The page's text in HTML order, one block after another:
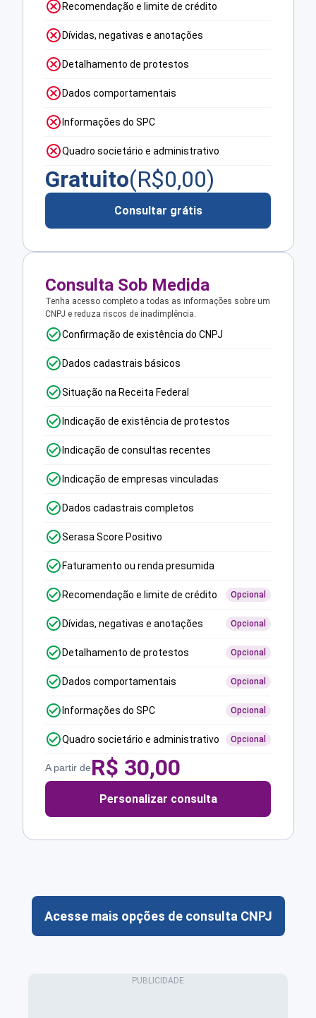
Recomendação e limite de crédito
Dívidas, negativas e anotações
Detalhamento de protestos
Dados comportamentais
Informações do SPC
Quadro societário e administrativo
Gratuito(R$0,00)
Consultar grátis
Consulta Sob Medida
Tenha acesso completo a todas as informações sobre um
CNPJ e reduza riscos de inadimplência.
Confirmação de existência do CNPJ
Dados cadastrais básicos
Situação na Receita Federal
Indicação de existência de protestos
Indicação de consultas recentes
Indicação de empresas vinculadas
Dados cadastrais completos
Serasa Score Positivo
Faturamento ou renda presumida
Recomendação e limite de crédito Opcional
Dívidas, negativas e anotações Opcional
Detalhamento de protestos Opcional
Dados comportamentais Opcional
Informações do SPC Opcional
Quadro societário e administrativo Opcional
A partir deR$ 30,00
Personalizar consulta
Acesse mais opções de consulta CNPJ